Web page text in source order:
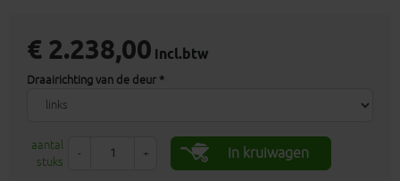
€ 2.238,00 incl.btw
Draairichting van de deur *
aantal
stuks
- + In kruiwagen